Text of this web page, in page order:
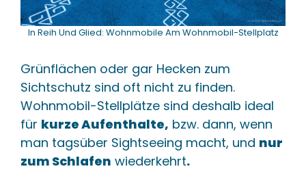
In Reih Und Glied: Wohnmobile Am Wohnmobil-Stellplatz
Grünflächen oder gar Hecken zum
Sichtschutz sind oft nicht zu finden.
Wohnmobil-Stellplätze sind deshalb ideal
für kurze Aufenthalte, bzw. dann, wenn
man tagsüber Sightseeing macht, und nur
zum Schlafen wiederkehrt.